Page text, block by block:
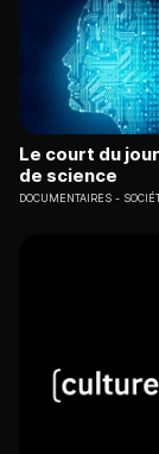
Le court du
de science
DOCUMENTAIRES